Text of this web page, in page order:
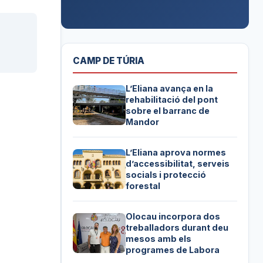
CAMP DE TÚRIA
L’Eliana avança en la
rehabilitació del pont
sobre el barranc de
Mandor
L’Eliana aprova normes
d’accessibilitat, serveis
socials i protecció
forestal
Olocau incorpora dos
treballadors durant deu
mesos amb els
programes de Labora